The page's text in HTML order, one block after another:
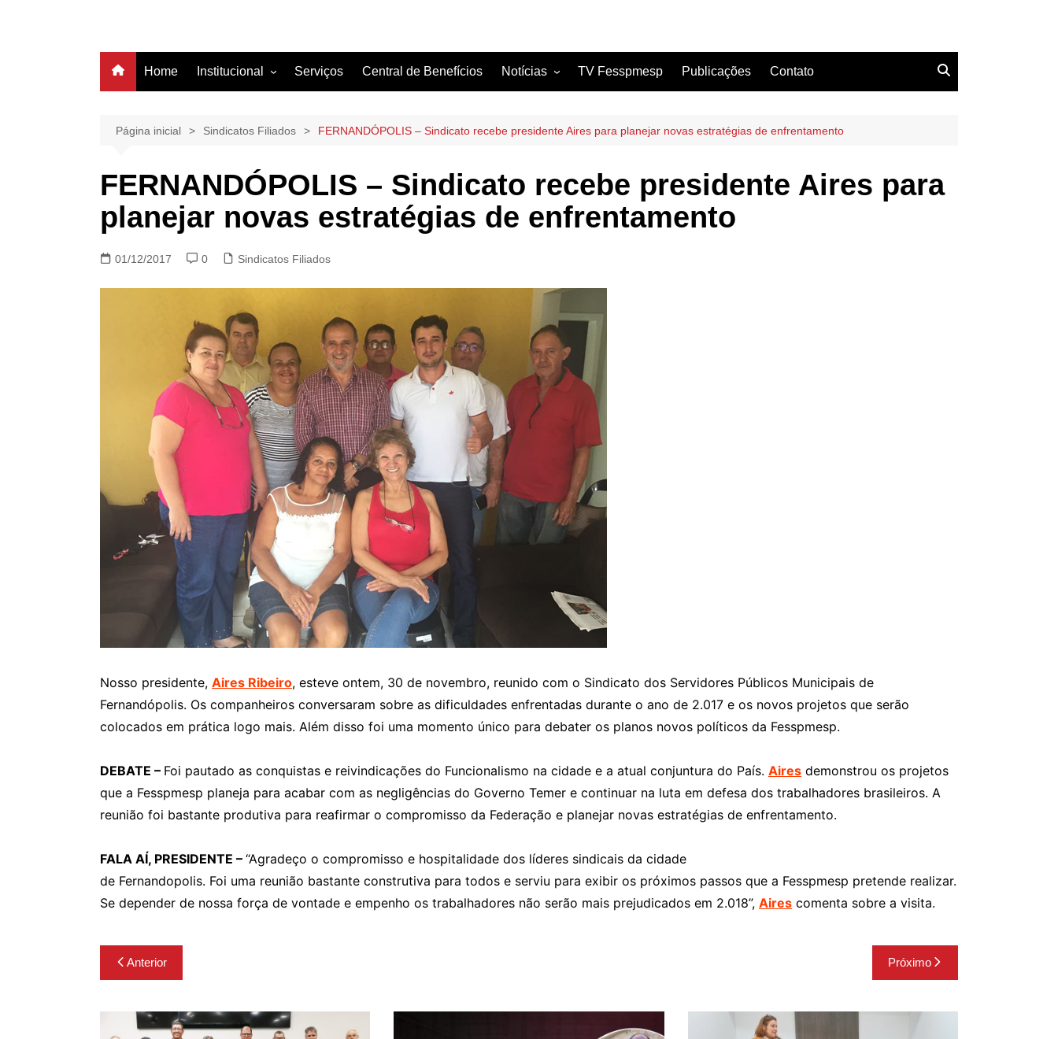
Home Institucional
Estrutura
Diretoria
Serviços Central de Benefícios Notícias
Artigos
TV Fesspmesp Publicações Contato
Página inicial Sindicatos Filiados FERNANDÓPOLIS – Sindicato recebe presidente Aires para planejar novas estratégias de enfrentamento
FERNANDÓPOLIS – Sindicato recebe presidente Aires para
planejar novas estratégias de enfrentamento
01/12/2017 0 Sindicatos Filiados
Nosso presidente, Aires Ribeiro, esteve ontem, 30 de novembro, reunido com o Sindicato dos Servidores Públicos Municipais de
Fernandópolis. Os companheiros conversaram sobre as dificuldades enfrentadas durante o ano de 2.017 e os novos projetos que serão
colocados em prática logo mais. Além disso foi uma momento único para debater os planos novos políticos da Fesspmesp.
DEBATE – Foi pautado as conquistas e reivindicações do Funcionalismo na cidade e a atual conjuntura do País. Aires demonstrou os projetos
que a Fesspmesp planeja para acabar com as negligências do Governo Temer e continuar na luta em defesa dos trabalhadores brasileiros. A
reunião foi bastante produtiva para reafirmar o compromisso da Federação e planejar novas estratégias de enfrentamento.
FALA AÍ, PRESIDENTE – “Agradeço o compromisso e hospitalidade dos líderes sindicais da cidade
de Fernandopolis. Foi uma reunião bastante construtiva para todos e serviu para exibir os próximos passos que a Fesspmesp pretende realizar.
Se depender de nossa força de vontade e empenho os trabalhadores não serão mais prejudicados em 2.018”, Aires comenta sobre a visita.
Navegação
de
Post
Anterior Próximo